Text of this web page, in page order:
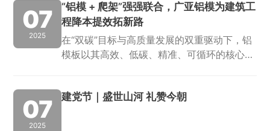
07
2025
“铝模 + 爬架”强强联合，广亚铝模为建筑工
程降本提效拓新路
在“双碳”目标与高质量发展的双重驱动下，铝
模板以其高效、低碳、精准、可循环的核心优
企业，佛山市广亚铝模科技有限公司（以下
07
2025
建党节｜盛世山河 礼赞今朝